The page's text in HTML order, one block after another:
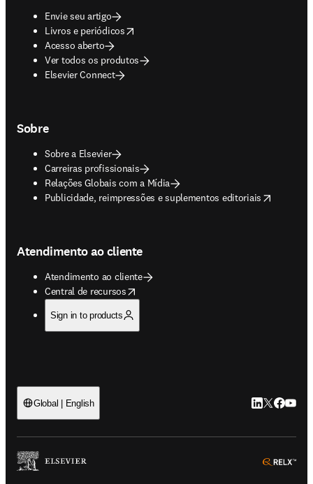
Envie seu artigo
Livros e periódicos
opens in new tab/window
Acesso aberto
Ver todos os produtos
Elsevier Connect
Sobre
Sobre a Elsevier
Carreiras profissionais
Relações Globais com a Mídia
Publicidade, reimpressões e suplementos editoriais
opens in new tab/window
Atendimento ao cliente
Atendimento ao cliente
Central de recursos
opens in new tab/window
Sign in to products
Global | English LinkedIn abre
Twitter